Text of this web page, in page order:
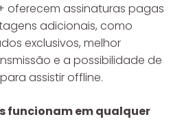
oferecem assinaturas pagas
adicionais, como
exclusivos, melhor
e a possibilidade de
assistir offline.
funcionam em qualquer